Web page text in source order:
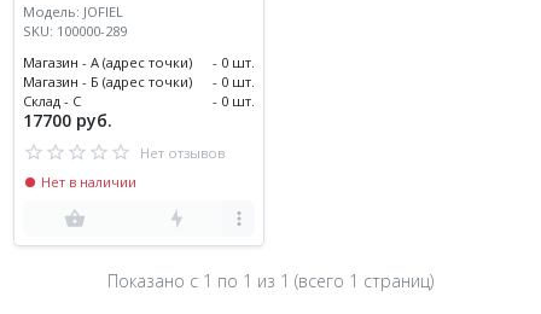
Модель: JOFIEL
SKU: 100000-289
Магазин - А (адрес точки)
- 0 шт.
Магазин - Б (адрес точки)
- 0 шт.
Склад - С
- 0 шт.
17700 руб.
Нет отзывов
Нет в наличии
Показано с 1 по 1 из 1 (всего 1 страниц)